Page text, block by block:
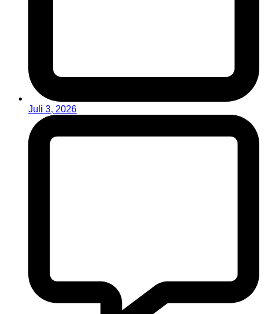
Juli 3, 2026